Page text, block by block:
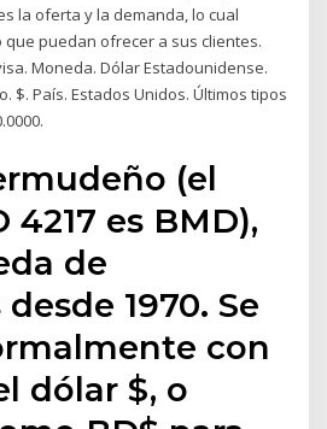
la oferta y la demanda, lo cual
puedan ofrecer a sus clientes.
Moneda. Dólar Estadounidense.
$. País. Estados Unidos. Últimos tipos
(el
4217 es BMD),
de
1970. Se
con
dólar $, o